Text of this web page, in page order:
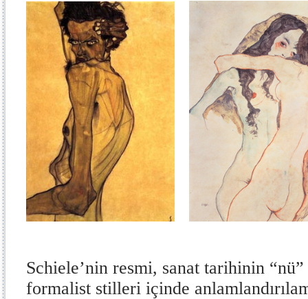
Schiele’nin resmi, sanat tarihinin
formalist stilleri içinde